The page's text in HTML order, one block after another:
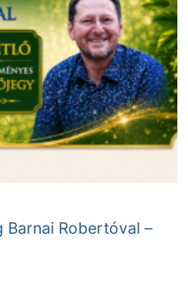
Barnai Robertóval –